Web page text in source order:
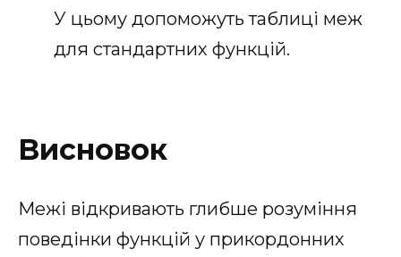
У цьому допоможуть таблиці меж
для стандартних функцій.
Висновок
Межі відкривають глибше розуміння
поведінки функцій у прикордонних